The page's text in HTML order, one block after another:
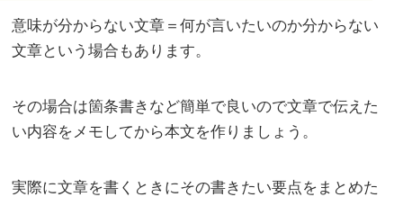
意味が分からない文章＝何が言いたいのか分からない
文章という場合もあります。
その場合は箇条書きなど簡単で良いので文章で伝えた
い内容をメモしてから本文を作りましょう。
実際に文章を書くときにその書きたい要点をまとめた